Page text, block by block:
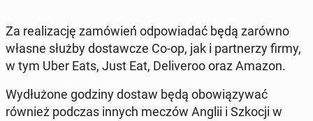
Za re­ali­za­cję za­mó­wień od­po­wia­dać będą zarówno
własne służby do­staw­cze Co-op, jak i part­ne­rzy firmy,
w tym Uber Eats, Just Eat, De­li­ve­roo oraz Amazon.
Wy­dłu­żo­ne godziny dostaw będą obo­wią­zy­wać
również podczas innych meczów Anglii i Szkocji w